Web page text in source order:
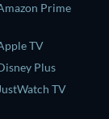
Prime
TV
Plus
TV